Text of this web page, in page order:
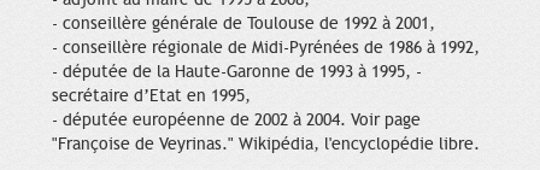
- conseillère générale de Toulouse de 1992 à 2001,
- conseillère régionale de Midi-Pyrénées de 1986 à 1992,
- députée de la Haute-Garonne de 1993 à 1995, -
secrétaire d’Etat en 1995,
- députée européenne de 2002 à 2004. Voir page
"Françoise de Veyrinas." Wikipédia, l'encyclopédie libre.